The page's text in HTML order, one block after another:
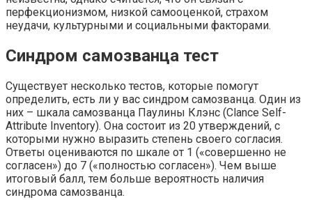
перфекционизмом, низкой самооценкой, страхом
неудачи, культурными и социальными факторами.
Синдром самозванца тест
Существует несколько тестов, которые помогут
определить, есть ли у вас синдром самозванца. Один из
них – шкала самозванца Паулины Клэнс (Clance Self-
Attribute Inventory). Она состоит из 20 утверждений, с
которыми нужно выразить степень своего согласия.
Ответы оцениваются по шкале от 1 («совершенно не
согласен») до 7 («полностью согласен»). Чем выше
итоговый балл, тем больше вероятность наличия
синдрома самозванца.